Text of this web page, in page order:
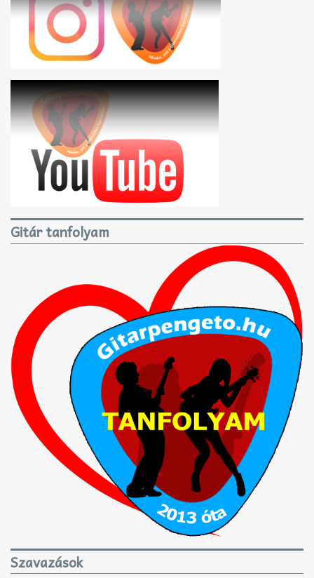
Gitár tanfolyam
Szavazások